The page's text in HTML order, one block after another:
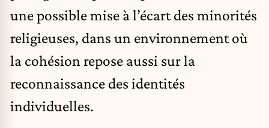
une possible mise à l’écart des minorités
religieuses, dans un environnement où
la cohésion repose aussi sur la
reconnaissance des identités
individuelles.